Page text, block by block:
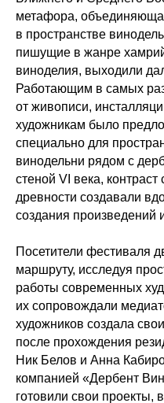
метафора,
в пространстве
пишущие в жанре
виноделия, выходили
Работающим в самых
от живописи,
художникам было
специально для
винодельни рядом с
стеной VI века,
древности создавали
создания произведений
Посетители фестиваля
маршруту, исследуя
работы современных
их сопровождали
художников создала
после прохождения
Ник Белов и Анна
компанией «Дербент
готовили свои проекты,